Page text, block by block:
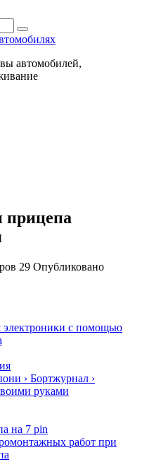
автомобилей,
прицепа
29 Опубликовано
электроники с помощью
› Бортжурнал ›
руками
на 7 pin
работ при